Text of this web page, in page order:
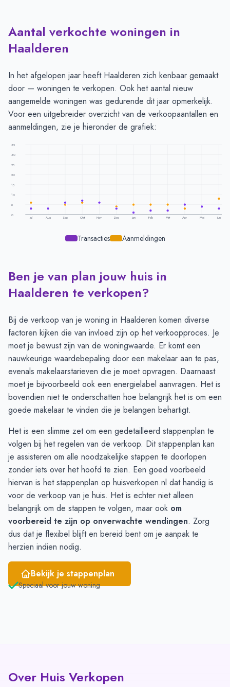
Aantal verkochte woningen in
Haalderen
In het afgelopen jaar heeft Haalderen zich kenbaar gemaakt
door — woningen te verkopen. Ook het aantal nieuw
aangemelde woningen was gedurende dit jaar opmerkelijk.
Voor een uitgebreider overzicht van de verkoopaantallen en
aanmeldingen, zie je hieronder de grafiek:
35
30
25
20
15
10
5
0
Jul Aug Sep Okt Nov Dec Jan Feb Mrt Apr Mei Jun
Transacties Aanmeldingen
Transacties en aanmeldingen per maand - Haalderen
Maand
Transacties
Aanmeldingen
Juli
3
6
Augustus
September
6
5
Oktober
7
6
November
December
Januari
1
5
Februari
2
5
Maart
2
5
Mei
4
4
Juni
3 8
Ben je van plan jouw huis in
Haalderen te verkopen?
Bij de verkoop van je woning in Haalderen komen diverse
factoren kijken die van invloed zijn op het verkoopproces. Je
moet je bewust zijn van de woningwaarde. Er komt een
nauwkeurige waardebepaling door een makelaar aan te pas,
evenals makelaarstarieven die je moet opvragen. Daarnaast
moet je bijvoorbeeld ook een energielabel aanvragen. Het is
bovendien niet te onderschatten hoe belangrijk het is om een
goede makelaar te vinden die je belangen behartigt.
Het is een slimme zet om een gedetailleerd stappenplan te
volgen bij het regelen van de verkoop. Dit stappenplan kan
je assisteren om alle noodzakelijke stappen te doorlopen
zonder iets over het hoofd te zien. Een goed voorbeeld
hiervan is hetstappenplan op huisverkopen.nl dat handig is
voor de verkoop van je huis. Het is echter niet alleen
belangrijk om de stappen te volgen, maar ook om
voorbereid te zijn op onverwachte wendingen. Zorg
dus dat je flexibel blijft en bereid bent om je aanpak te
herzien indien nodig.
Bekijk je stappenplan
Speciaal voor jouw woning
Over Huis Verkopen